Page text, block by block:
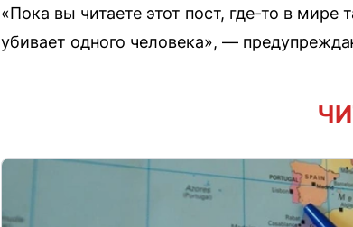
«Пока вы читаете этот пост, где-то в
убивает одного человека», —